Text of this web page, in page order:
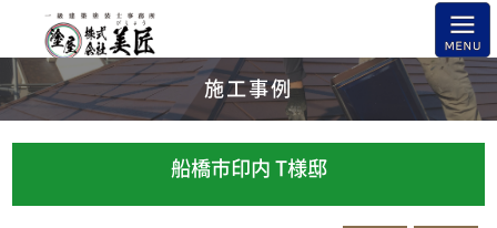
施工事例
船橋市印内 T様邸